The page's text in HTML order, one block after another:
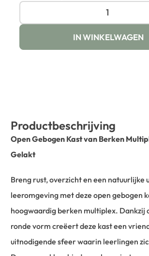
IN WINKELWAGEN
Productbeschrijving
Open Gebogen Kast van Berken
Gelakt
Breng rust, overzicht en een natuurlijke
leeromgeving met deze open gebogen
hoogwaardig berken multiplex. Dankzij
ronde vorm creëert deze kast een
uitnodigende sfeer waarin leerlingen